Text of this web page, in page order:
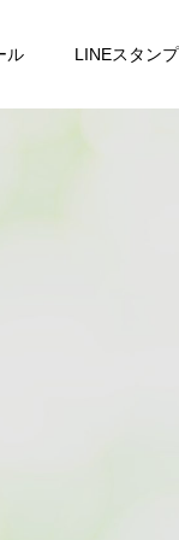
ル LINEスタンプ